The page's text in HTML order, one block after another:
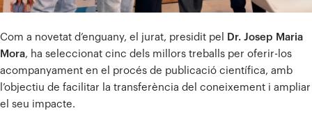
Com a novetat d’enguany, el jurat, presidit pel
Dr. Josep Maria
Mora, ha seleccionat cinc dels millors treballs per oferir-los
acompanyament en el procés de publicació científica, amb
l’objectiu de facilitar la transferència del coneixement i ampliar
el seu impacte.